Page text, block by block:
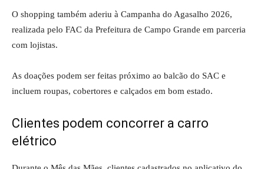
O shopping também aderiu à Campanha do Agasalho 2026,
realizada pelo FAC da Prefeitura de Campo Grande em parceria
com lojistas.
As doações podem ser feitas próximo ao balcão do SAC e
incluem roupas, cobertores e calçados em bom estado.
Clientes podem concorrer a carro
elétrico